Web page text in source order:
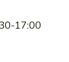
17:00